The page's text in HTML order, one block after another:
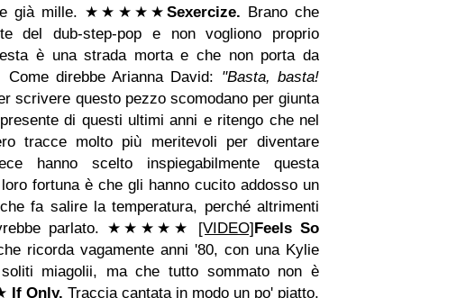
già mille. ★★ ★ ★ ★ Sexercize. Brano che
del dub-step-pop e non vogliono proprio
è una strada morta e che non porta da
Come direbbe Arianna David: "Basta, basta!
scrivere questo pezzo scomodano per giunta
di questi ultimi anni e ritengo che nel
tracce molto più meritevoli per diventare
hanno scelto inspiegabilmente questa
fortuna è che gli hanno cucito addosso un
fa salire la temperatura, perché altrimenti
parlato. ★★★ ★ ★ [VIDEO]Feels So
ricorda vagamente anni '80, con una Kylie
miagolii, ma che tutto sommato non è
If Only. Traccia cantata in modo un po' piatto,